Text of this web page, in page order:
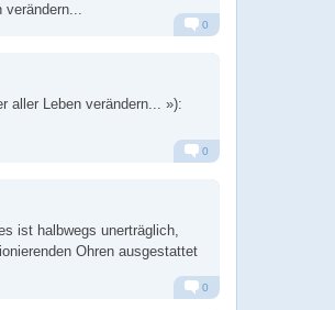
0
aller Leben verändern... »):
0
ist halbwegs unerträglich,
Ohren ausgestattet
0